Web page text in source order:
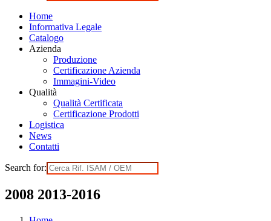
Home
Informativa Legale
Catalogo
Azienda
Produzione
Certificazione Azienda
Immagini-Video
Qualità
Qualità Certificata
Certificazione Prodotti
Logistica
News
Contatti
Search for:
2008 2013-2016